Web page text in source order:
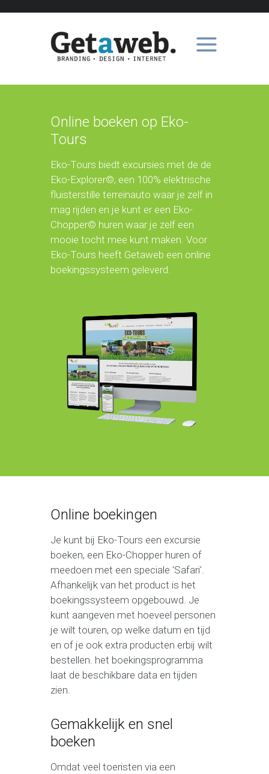
Online boeken op Eko-
Tours
Eko-Tours biedt excursies met de de
Eko-Explorer©, een 100% elektrische
fluisterstille terreinauto waar je zelf in
mag rijden en je kunt er een Eko-
Chopper© huren waar je zelf een
mooie tocht mee kunt maken. Voor
Eko-Tours heeft Getaweb een online
boekingssysteem geleverd.
Online boekingen
Je kunt bij Eko-Tours een excursie
boeken, een Eko-Chopper huren of
meedoen met een speciale 'Safari'.
Afhankelijk van het product is het
boekingssysteem opgebouwd. Je
kunt aangeven met hoeveel personen
je wilt touren, op welke datum en tijd
en of je ook extra producten erbij wilt
bestellen. het boekingsprogramma
laat de beschikbare data en tijden
zien.
Gemakkelijk en snel
boeken
Omdat veel toeristen via een